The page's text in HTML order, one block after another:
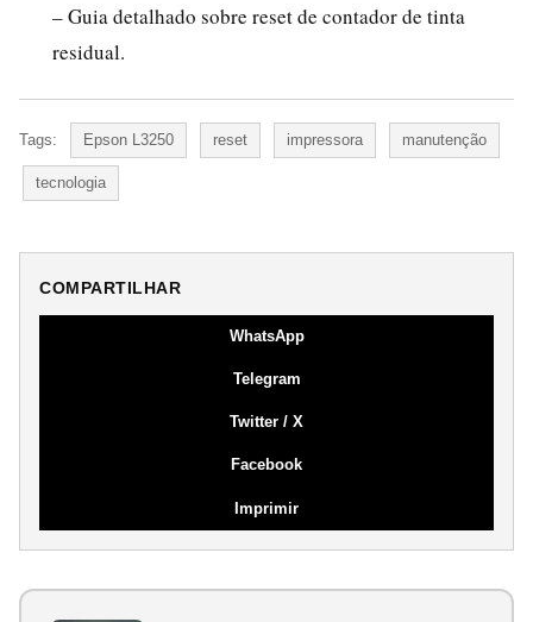
– Guia detalhado sobre reset de contador de tinta
residual.
Tags: Epson L3250 reset impressora manutenção
tecnologia
COMPARTILHAR
WhatsApp
Telegram
Twitter / X
Facebook
Imprimir